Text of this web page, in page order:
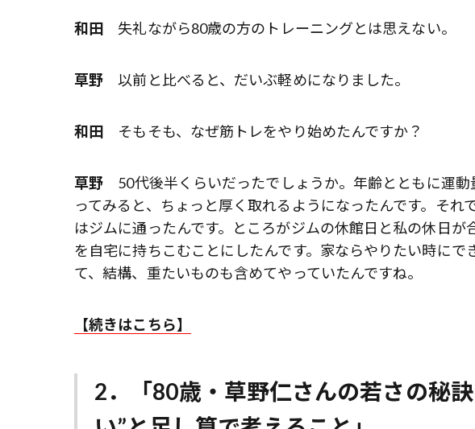
和田 失礼ながら80歳の方のトレーニングとは思えない。
草野 以前と比べると、だいぶ軽めになりました。
和田 そもそも、なぜ筋トレをやり始めたんですか？
草野 50代後半くらいだったでしょうか。年齢とともに運
ってみると、ちょっと厚く取れるようになったんです。そ
はジムに通ったんです。ところがジムの休館日と私の休日
を自宅に持ちこむことにしたんです。家ならやりたい時に
て、結構、重たいものも含めてやっていたんですね。
【続きはこちら】
2．「80歳・草野仁さんの若さの秘